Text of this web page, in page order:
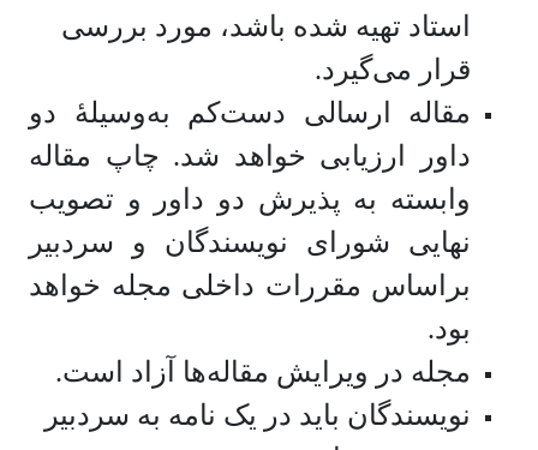
استاد تهیه شده باشد، مورد بررسی
قرار می‌گیرد.
مقاله ارسالی دست‌کم به‌وسیلۀ دو
داور ارزیابی خواهد شد. چاپ مقاله
وابسته به پذیرش دو داور و تصویب
نهایی شورای نویسندگان و سردبیر
براساس مقررات داخلی مجله خواهد
بود.
مجله در ویرایش مقاله‌ها آزاد است.
نویسندگان باید در یک نامه به سردبیر